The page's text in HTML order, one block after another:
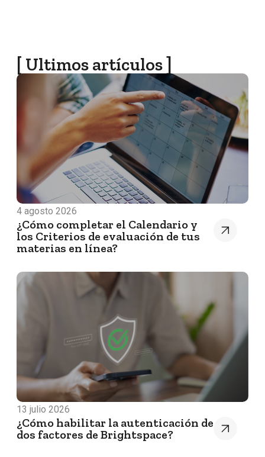
[ Ultimos artículos ]
4 agosto 2026
¿Cómo completar el Calendario y
los Criterios de evaluación de tus
materias en línea?
13 julio 2026
¿Cómo habilitar la autenticación de
dos factores de Brightspace?